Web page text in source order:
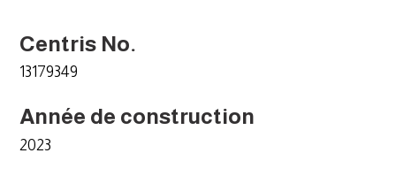
Centris No.
13179349
Année de construction
2023